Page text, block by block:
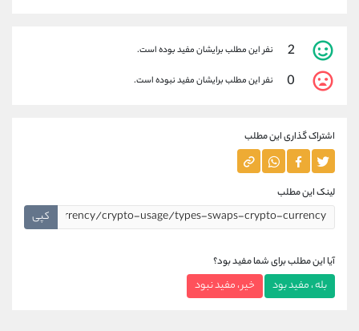
2 نفر این مطلب برایشان مفید بوده است.
0 نفر این مطلب برایشان مفید نبوده است.
اشتراک گذاری این مطلب
لینک این مطلب
کپی
آیا این مطلب برای شما مفید بود؟
بله ، مفید بود خیر ، مفید نبود